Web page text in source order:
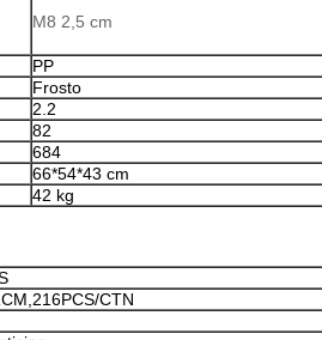
M8 2,5 cm
PP
Frosto
2.2
82
684
66*54*43 cm
42 kg
CTN